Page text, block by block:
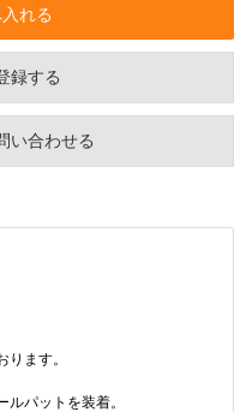
録する
い合わせる
ます。
パットを装着。